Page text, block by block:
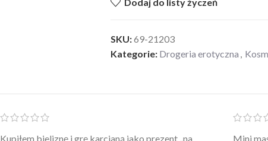
SKU:69-21203
Kategorie: Drogeria erotyczna ,
Po prostu WOW! Szlafrok to sztos – lekki, chłodny, a